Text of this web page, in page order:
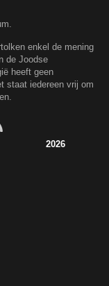
enkel de mening
de Joodse
heeft geen
staat iedereen vrij om
2026